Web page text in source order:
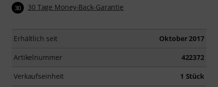
30 30 Tage Money-Back-Garantie
Erhältlich seit Oktober 2017
Artikelnummer 422372
Verkaufseinheit 1 Stück